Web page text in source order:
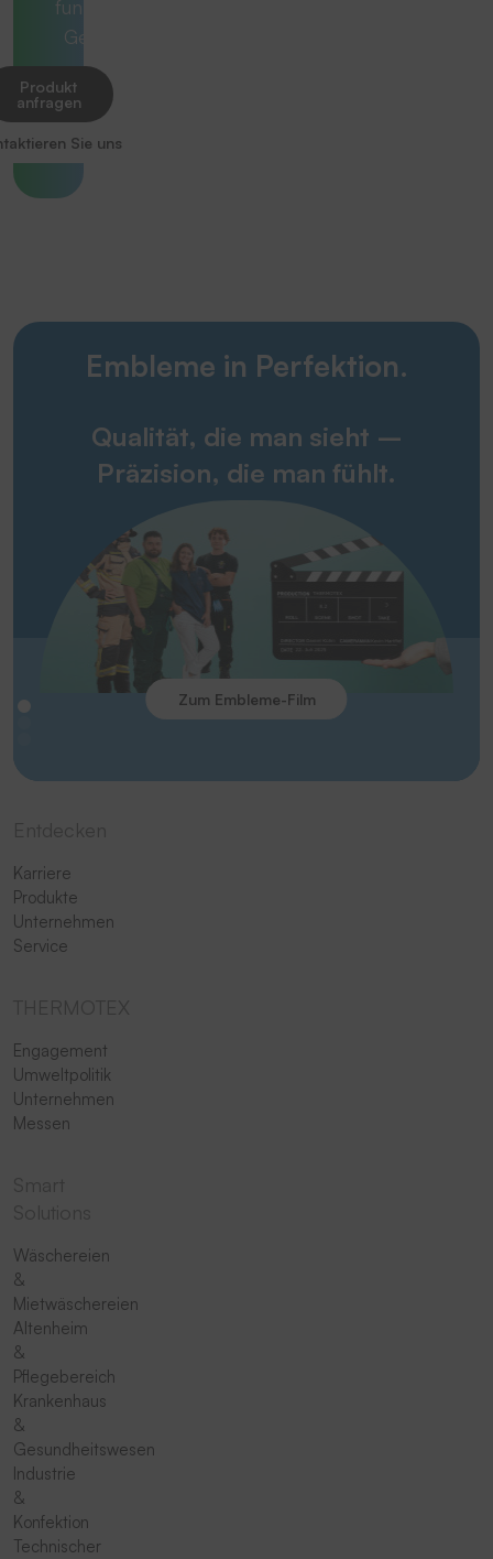
funktionierenden
Gesamtlösung.
Produkt
anfragen
Sie uns
Embleme in Perfektion.
Qualität, die man sieht –
Präzision, die man fühlt.
Zum Embleme-Film
Karriere
Produkte
Unternehmen
Service
Engagement
Umweltpolitik
Unternehmen
Messen
Wäschereien
&
Mietwäschereien
Altenheim
&
Pflegebereich
Krankenhaus
&
Gesundheitswesen
Industrie
&
Konfektion
Technischer